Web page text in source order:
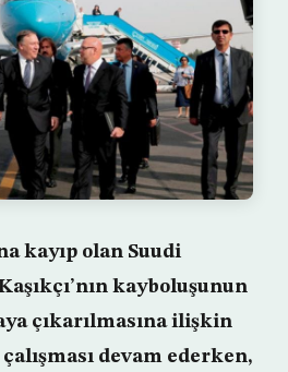
kayıp olan Suudi
kayboluşunun
çıkarılmasına ilişkin
devam ederken,